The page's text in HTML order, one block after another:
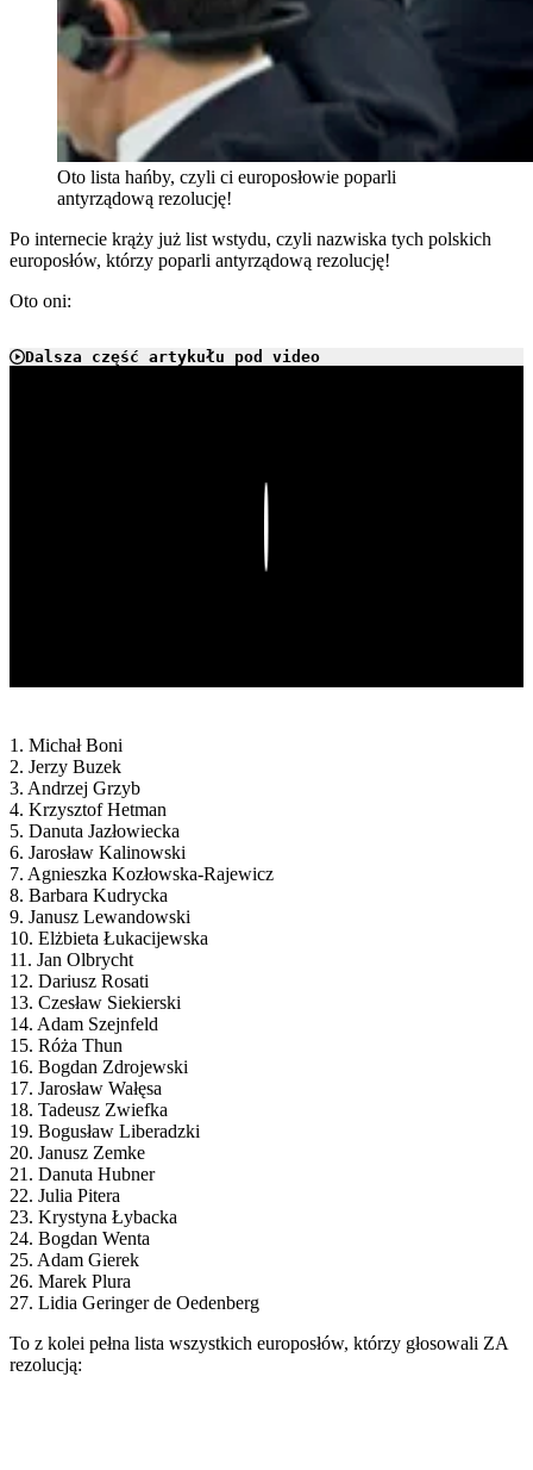
Oto lista hańby, czyli ci europosłowie poparli
antyrządową rezolucję!
Po internecie krąży już list wstydu, czyli nazwiska tych polskich
europosłów, którzy poparli antyrządową rezolucję!
Oto oni:
Dalsza część artykułu pod video
1. Michał Boni
2. Jerzy Buzek
3. Andrzej Grzyb
4. Krzysztof Hetman
5. Danuta Jazłowiecka
6. Jarosław Kalinowski
7. Agnieszka Kozłowska-Rajewicz
8. Barbara Kudrycka
9. Janusz Lewandowski
10. Elżbieta Łukacijewska
11. Jan Olbrycht
12. Dariusz Rosati
13. Czesław Siekierski
14. Adam Szejnfeld
15. Róża Thun
16. Bogdan Zdrojewski
17. Jarosław Wałęsa
18. Tadeusz Zwiefka
19. Bogusław Liberadzki
20. Janusz Zemke
21. Danuta Hubner
22. Julia Pitera
23. Krystyna Łybacka
24. Bogdan Wenta
25. Adam Gierek
26. Marek Plura
27. Lidia Geringer de Oedenberg
To z kolei pełna lista wszystkich europosłów, którzy głosowali ZA
rezolucją: